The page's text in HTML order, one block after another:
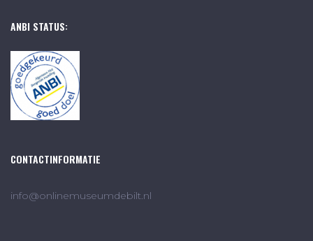
ANBI STATUS:
CONTACTINFORMATIE
info@onlinemuseumdebilt.nl